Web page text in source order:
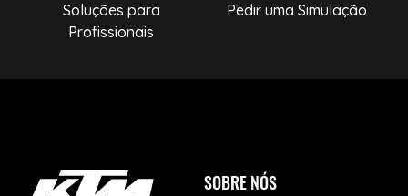
Soluções para
Profissionais
Pedir uma Simulação
SOBRE NÓS